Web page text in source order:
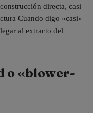
directa, casi
Cuando digo «casi»
al extracto del
o «blower-